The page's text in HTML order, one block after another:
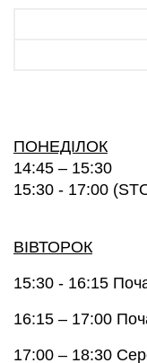
ПОНЕДIЛОК
14:45 – 15:30
15:30 - 17:00
ВIВТОРОК
15:30 - 16:15
16:15 – 17:00
17:00 – 18:30